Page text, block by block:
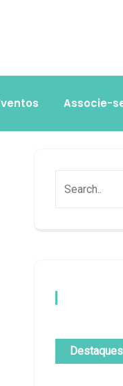
Associe-
Destaques